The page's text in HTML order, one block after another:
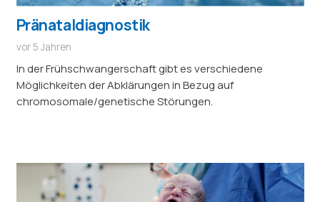
Pränataldiagnostik
vor 5 Jahren
In der Frühschwangerschaft gibt es verschiedene
Möglichkeiten der Abklärungen in Bezug auf
chromosomale/genetische Störungen.